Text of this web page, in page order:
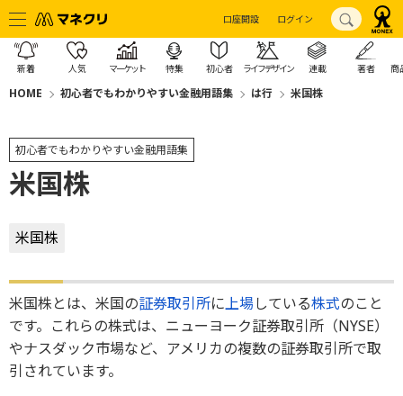
口座開設 ログイン
新着 人気 マーケット 特集 初心者 ライフデザイン 連載 著者 商
HOME 初心者でもわかりやすい金融用語集 は行 米国株
初心者でもわかりやすい金融用語集
米国株
米国株
米国株とは、米国の証券取引所に上場している株式のこと
です。これらの株式は、ニューヨーク証券取引所（NYSE）
やナスダック市場など、アメリカの複数の証券取引所で取
引されています。